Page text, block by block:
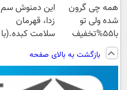
همه چی گرون
شده ولی تو
با55%تخفیف
کبدت رو
پاکسازی کن🔥
این دمنوش سم
زدا، قهرمان
سلامت کبده.(با
بخرش)
بازگشت به بالای صفحه